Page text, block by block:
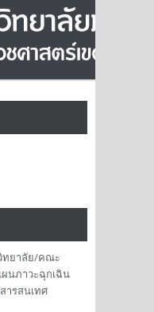
ทยาลัย/คณะ
นภาวะฉุกเฉิน
ารสนเทศ